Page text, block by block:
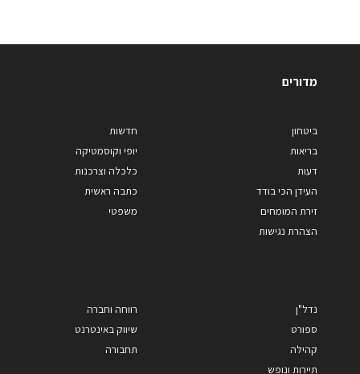
מדורים
ביטחון
בריאות
דעות
העידן הכי בודד
זירת המומחים
הצהרת נגישות
חדשות
יופי וקוסמטיקה
כלכלה וצרכנות
כתבה ראשית
משפטי
נדל"ן
ספורט
קהילה
תיירות ונופש
רווחה וחברה
שיווק באינטרנט
תחבורה